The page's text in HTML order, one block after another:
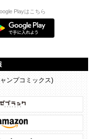
Playはこちら
ンプコミックス)